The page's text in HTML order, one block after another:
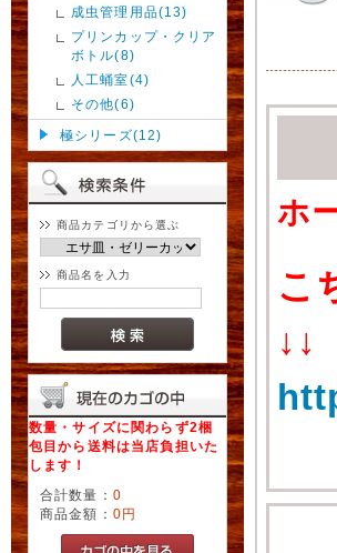
成虫管理用品(13)
プリンカップ・クリア
ボトル(8)
人工蛹室(4)
その他(6)
極シリーズ(12)
商品カテゴリから選ぶ
商品名を入力
数量・サイズに関わらず2梱
包目から送料は当店負担いた
します！
合計数量： 0
商品金額： 0円
ホ
こ
↓↓